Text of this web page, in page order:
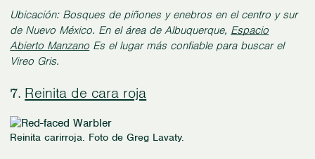
Ubicación: Bosques de piñones y enebros en el centro y sur
de Nuevo México. En el área de Albuquerque, Espacio
Abierto Manzano Es el lugar más confiable para buscar el
Vireo Gris.
7. Reinita de cara roja
Reinita carirroja. Foto de Greg Lavaty.